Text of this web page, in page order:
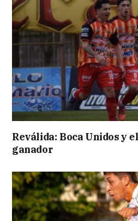
Reválida: Boca Unidos y
ganador